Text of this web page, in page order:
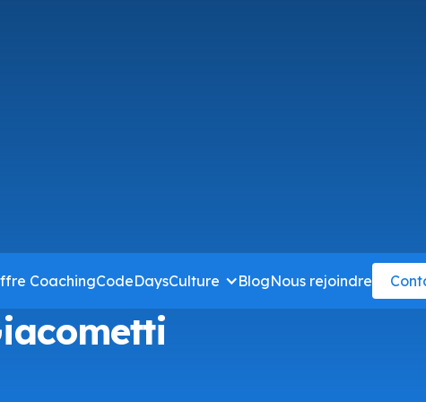
CoachingCodeDaysCulture BlogNous rejoindre